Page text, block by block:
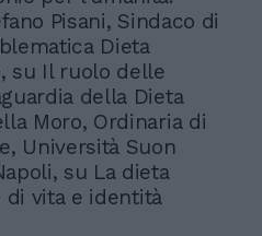
Pisani, Sindaco di
Dieta
su Il ruolo delle
della Dieta
Moro, Ordinaria di
Università Suon
su La dieta
di vita e identità